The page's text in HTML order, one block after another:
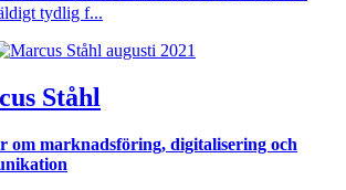
tydlig f...
Ståhl
om marknadsföring, digitalisering och